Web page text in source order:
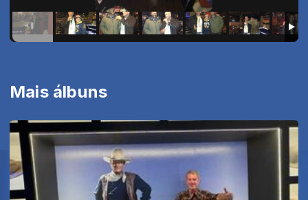
Mais álbuns